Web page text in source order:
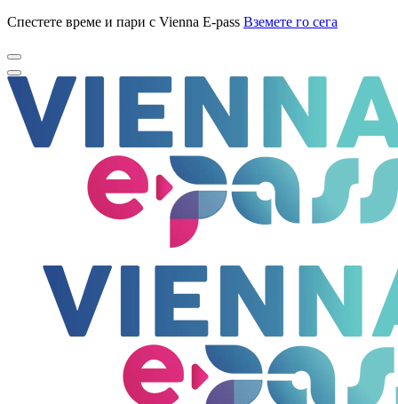
Спестете време и пари с Vienna E-pass Вземете го сега